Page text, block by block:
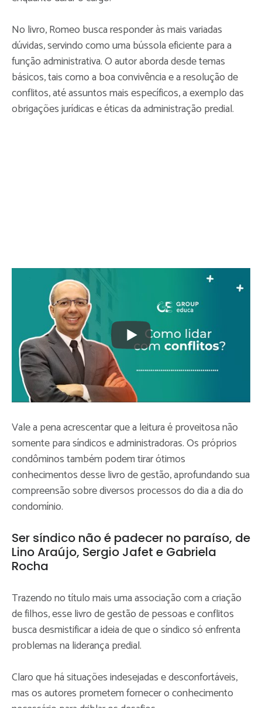
No livro, Romeo busca responder às mais variadas
dúvidas, servindo como uma bússola eficiente para a
função administrativa. O autor aborda desde temas
básicos, tais como a boa convivência e a resolução de
conflitos, até assuntos mais específicos, a exemplo das
obrigações jurídicas e éticas da administração predial.
Vale a pena acrescentar que a leitura é proveitosa não
somente para síndicos e administradoras. Os próprios
condôminos também podem tirar ótimos
conhecimentos desse livro de gestão, aprofundando sua
compreensão sobre diversos processos do dia a dia do
condomínio.
Ser síndico não é padecer no paraíso, de
Lino Araújo, Sergio Jafet e Gabriela
Rocha
Trazendo no título mais uma associação com a criação
de filhos, esse livro de gestão de pessoas e conflitos
busca desmistificar a ideia de que o síndico só enfrenta
problemas na liderança predial.
Claro que há situações indesejadas e desconfortáveis,
mas os autores prometem fornecer o conhecimento